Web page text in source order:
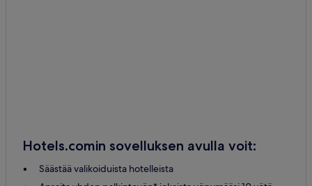
Hotels.comin sovelluksen avulla voit:
Säästää valikoiduista hotelleista